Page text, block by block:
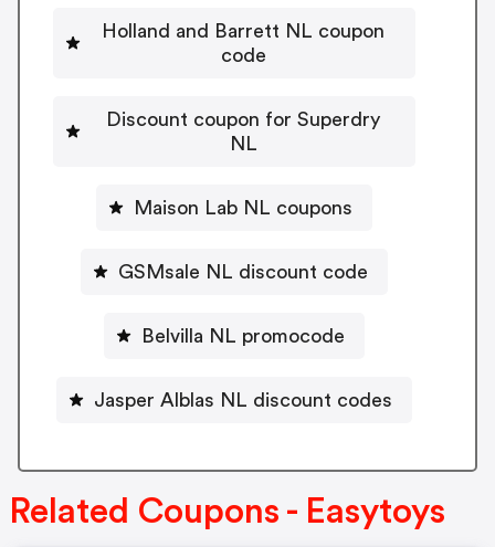
Holland and Barrett NL coupon
code
Discount coupon for Superdry
NL
Maison Lab NL coupons
GSMsale NL discount code
Belvilla NL promocode
Jasper Alblas NL discount codes
Related Coupons - Easytoys